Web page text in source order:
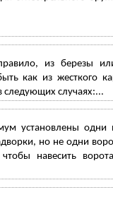
из березы
как из жесткого
случаях:...
установлены одни
но не одни
навесить